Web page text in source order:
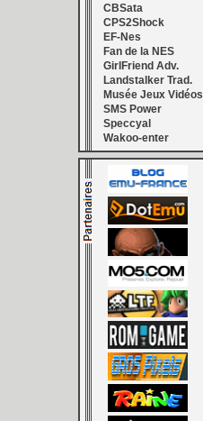
CBSata
CPS2Shock
EF-Nes
Fan de la NES
GirlFriend Adv.
Landstalker Trad.
Musée Jeux Vidéos
SMS Power
Speccyal
Wakoo-enter